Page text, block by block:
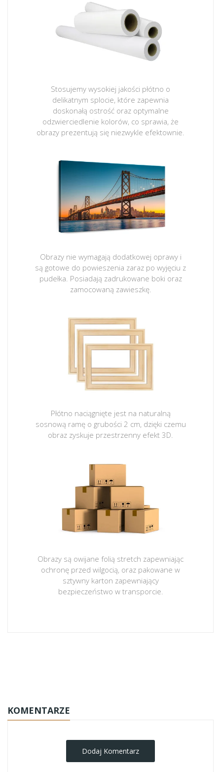
Stosujemy wysokiej jakości płótno o
delikatnym splocie, które zapewnia
doskonałą ostrość oraz optymalne
odzwierciedlenie kolorów, co sprawia, że
obrazy prezentują się niezwykle efektownie.
Obrazy nie wymagają dodatkowej oprawy i
są gotowe do powieszenia zaraz po wyjęciu z
pudełka. Posiadają zadrukowane boki oraz
zamocowaną zawieszkę.
Płótno naciągnięte jest na naturalną
sosnową ramę o grubości 2 cm, dzięki czemu
obraz zyskuje przestrzenny efekt 3D.
Obrazy są owijane folią stretch zapewniając
ochronę przed wilgocią, oraz pakowane w
sztywny karton zapewniający
bezpieczeństwo w transporcie.
KOMENTARZE
Dodaj Komentarz